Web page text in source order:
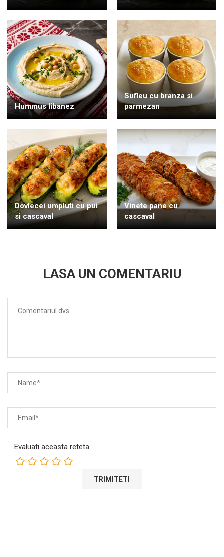
Hummus libanez
Sufleu cu branza si
parmezan
Dovlecei umpluti cu pui
si cascaval
Vinete pane cu
cascaval
LASA UN COMENTARIU
Evaluati aceasta reteta